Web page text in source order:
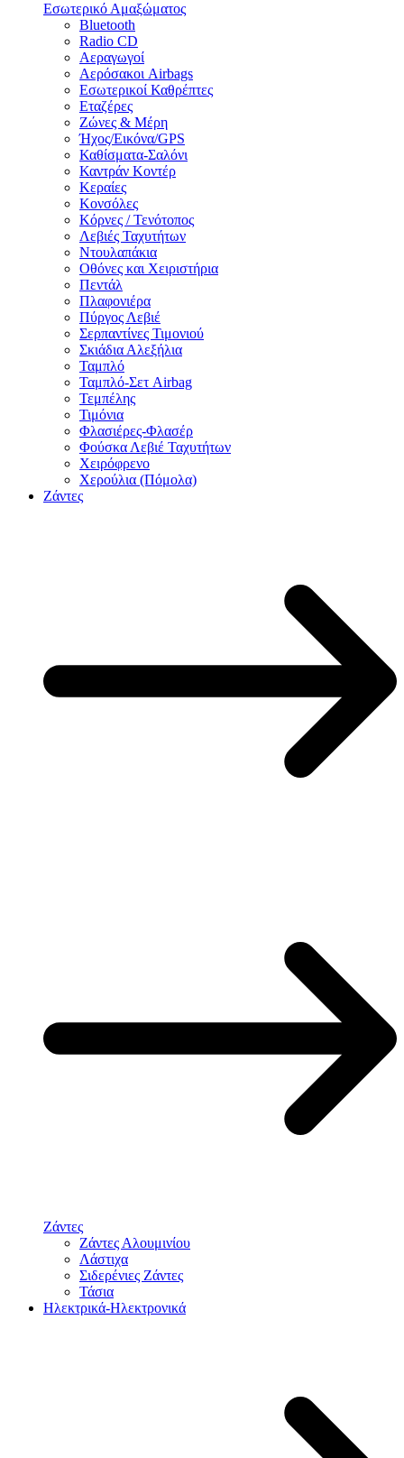
Εσωτερικό Αμαξώματος
Bluetooth
Radio CD
Αεραγωγοί
Αερόσακοι Airbags
Εσωτερικοί Καθρέπτες
Εταζέρες
Ζώνες & Μέρη
Ήχος/Εικόνα/GPS
Καθίσματα-Σαλόνι
Καντράν Κοντέρ
Κεραίες
Κονσόλες
Κόρνες / Τενότοπος
Λεβιές Ταχυτήτων
Ντουλαπάκια
Οθόνες και Χειριστήρια
Πεντάλ
Πλαφονιέρα
Πύργος Λεβιέ
Σερπαντίνες Τιμονιού
Σκιάδια Αλεξήλια
Ταμπλό
Ταμπλό-Σετ Airbag
Τεμπέλης
Τιμόνια
Φλασιέρες-Φλασέρ
Φούσκα Λεβιέ Ταχυτήτων
Χειρόφρενο
Χερούλια (Πόμολα)
Ζάντες
Ζάντες
Ζάντες Αλουμινίου
Λάστιχα
Σιδερένιες Ζάντες
Τάσια
Ηλεκτρικά-Ηλεκτρονικά